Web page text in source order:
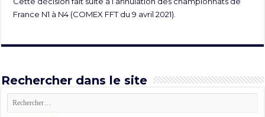
France N1 à N4 (COMEX FFT du 9 avril 2021).
Rechercher dans le site